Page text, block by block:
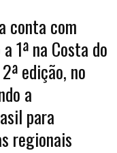
conta com
1ª na Costa do
edição, no
a
para
regionais